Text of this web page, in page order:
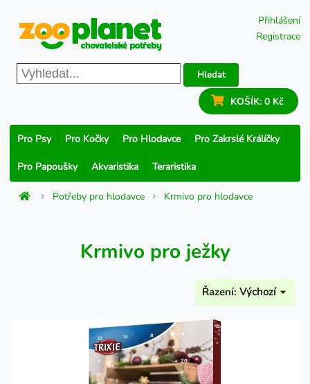
Přihlášení
Registrace
Hledat
KOŠÍK: 0 Kč
Pro Psy Pro Kočky Pro Hlodavce Pro Zakrslé Králíčky
Pro Papoušky Akvaristika Teraristika
Potřeby pro hlodavce Krmivo pro hlodavce
Krmivo pro ježky
Řazení: Výchozí